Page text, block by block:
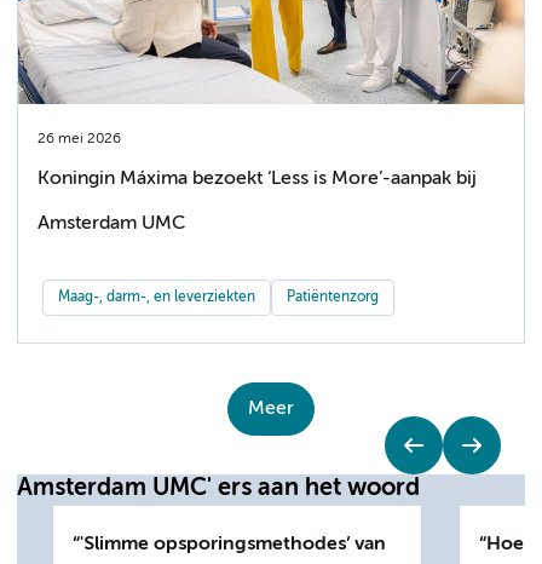
26 mei 2026
Koningin Máxima bezoekt ‘Less is More’-aanpak bij
Amsterdam UMC
Maag-, darm-, en leverziekten Patiëntenzorg
Meer
Amsterdam UMC' ers aan het woord
'Slimme opsporingsmethodes’ van
Hoe